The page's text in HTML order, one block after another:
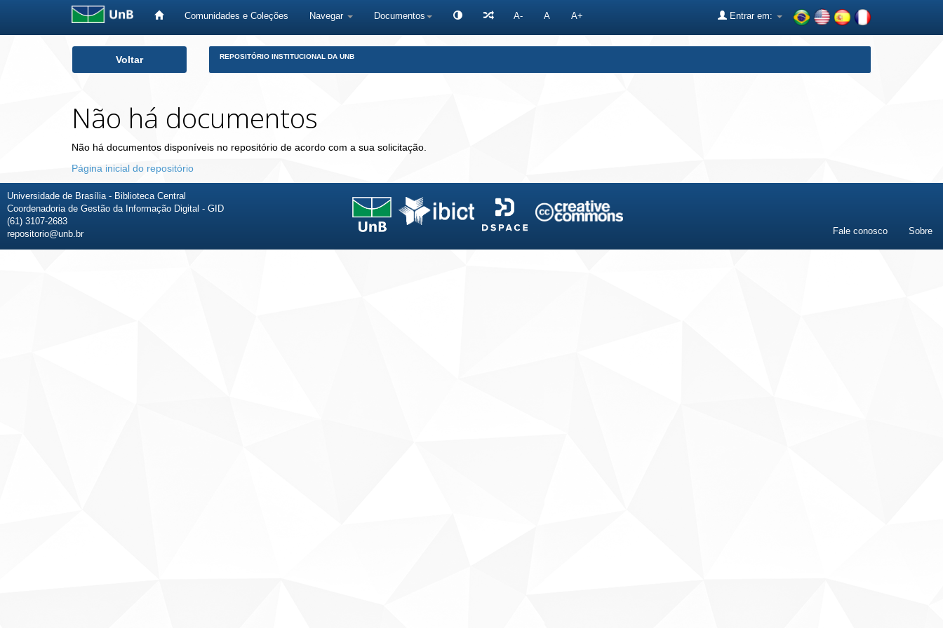
Comunidades e Coleções Navegar Documentos A- A A+ Entrar em:
Voltar REPOSITÓRIO INSTITUCIONAL DA UNB
Não há documentos
Não há documentos disponíveis no repositório de acordo com a sua solicitação.
Página inicial do repositório
Universidade de Brasília - Biblioteca Central
Coordenadoria de Gestão da Informação Digital - GID
(61) 3107-2683
repositorio@unb.br
Fale conosco Sobre